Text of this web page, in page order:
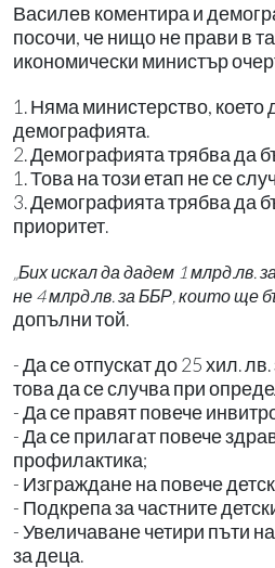
Василев коментира и
посочи, че нищо не прави в
икономически министър
1. Няма министерство, което
демографията.
2. Демографията трябва да
1. Това на този етап не се
3. Демографията трябва да
приоритет.
„Бих искал да дадем 1 млрд.лв.
не 4 млрд.лв. за ББР, които ще
допълни той.
- Да се отпускат до 25 хил.
това да се случва при
- Да се правят повече
- Да се прилагат повече
профилактика;
- Изграждане на повече
- Подкрепа за частните
- Увеличаване четири пъти
за деца.